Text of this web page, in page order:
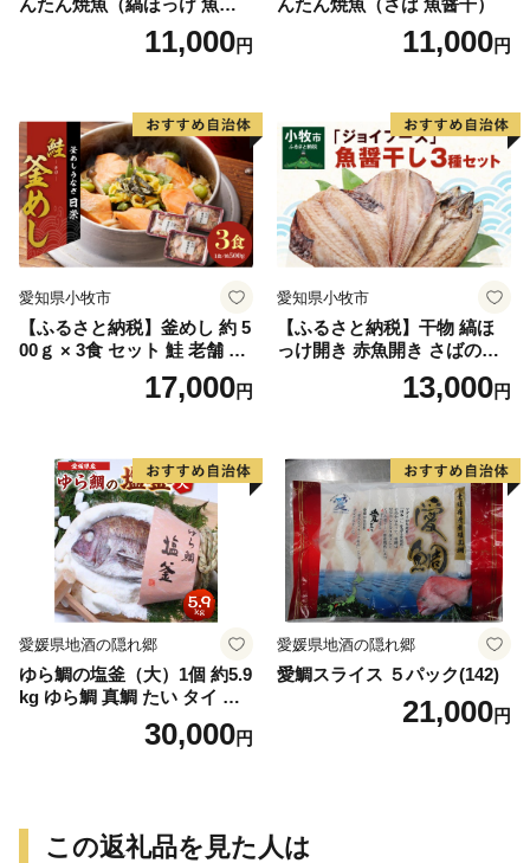
11,000円 11,000円
愛知県小牧市
【ふるさと納税】釜めし 約 5
00ｇ × 3食 セット 鮭 老舗 急
速冷凍 レンチン 時短 簡単調
理 食品 加工品 海鮮 手作り
り寄せグルメ 愛知県 小牧市
送料無料
17,000円
愛知県小牧市
【ふるさと納税】干物 縞ほ
っけ開き 赤魚開き さばの開
き 魚醤干し 3種 セット 詰め
合わせ 魚 おかず 肉厚 おいし
取り寄せグルメ 魚醤 ナンプ
ラー 愛知県 小牧市 冷凍 送料
無料
13,000円
愛媛県地酒の隠れ郷
ゆら鯛の塩釜（大）1個 約5.9
kg ゆら鯛 真鯛 たい タイ 鯛
塩釜焼き 塩釜 魚 魚介類 海鮮
祝い事 お祝い ハレの日 食品
30,000円
愛媛県地酒の隠れ郷
愛鯛スライス ５パック(142)
21,000円
この返礼品を見た人は